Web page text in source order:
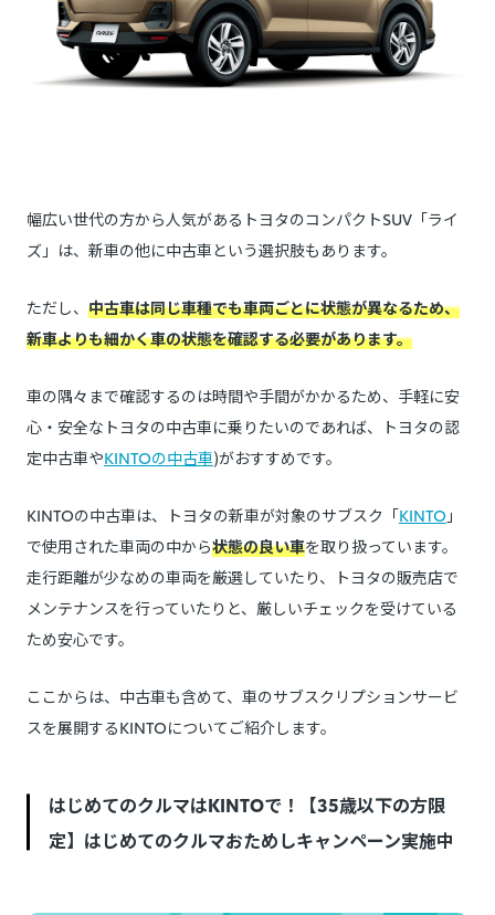
幅広い世代の方から人気があるトヨタのコンパクトSUV「ライ
ズ」は、新車の他に中古車という選択肢もあります。
ただし、 中古車は同じ車種でも車両ごとに状態が異なるため、
新車よりも細かく車の状態を確認する必要があります。
車の隅々まで確認するのは時間や手間がかかるため、手軽に安
心・安全なトヨタの中古車に乗りたいのであれば、トヨタの認
定中古車やKINTOの中古車)がおすすめです。
KINTOの中古車は、トヨタの新車が対象のサブスク「KINTO 」
で使用された車両の中から状態の良い車を取り扱っています。
走行距離が少なめの車両を厳選していたり、トヨタの販売店で
メンテナンスを行っていたりと、厳しいチェックを受けている
ため安心です。
ここからは、中古車も含めて、車のサブスクリプションサービ
スを展開するKINTOについてご紹介します。
はじめてのクルマはKINTOで！【35歳以下の方限
定】はじめてのクルマおためしキャンペーン実施中